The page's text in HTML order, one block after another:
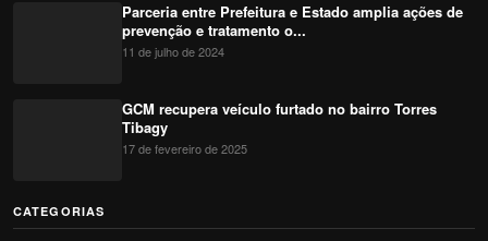
Parceria entre Prefeitura e Estado amplia ações de
prevenção e tratamento o...
11 de julho de 2024
GCM recupera veículo furtado no bairro Torres
Tibagy
17 de fevereiro de 2025
CATEGORIAS